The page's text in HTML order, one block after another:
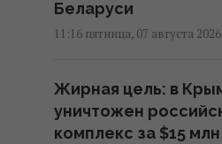
Беларуси
11:16 пятница, 07 августа 2026
Жирная цель: в
уничтожен
комплекс за $15